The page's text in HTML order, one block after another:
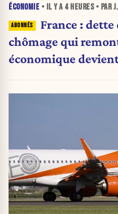
ÉCONOMIE • IL Y A 4 HEURES• PAR
France :
chômage qui
économique